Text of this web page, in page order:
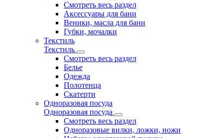
Смотреть весь раздел
Аксессуары для бани
Веники, масла для бани
Губки, мочалки
Текстиль
Текстиль
Смотреть весь раздел
Белье
Одежда
Полотенца
Скатерти
Одноразовая посуда
Одноразовая посуда
Смотреть весь раздел
Одноразовые вилки, ложки, ножи